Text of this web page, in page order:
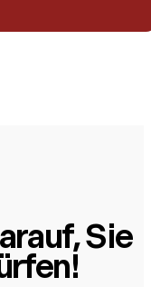
Sie